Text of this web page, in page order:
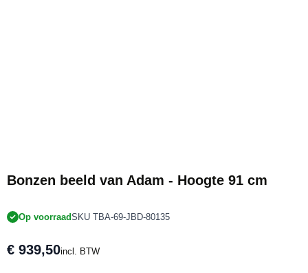
Bonzen beeld van Adam - Hoogte 91 cm
Op voorraadSKU TBA-69-JBD-80135
€ 939,50incl. BTW